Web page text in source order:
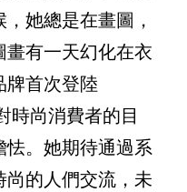
她總是在畫圖，
畫有一天幻化在衣
牌首次登陸
時尚消費者的目
。她期待通過系
的人們交流，未